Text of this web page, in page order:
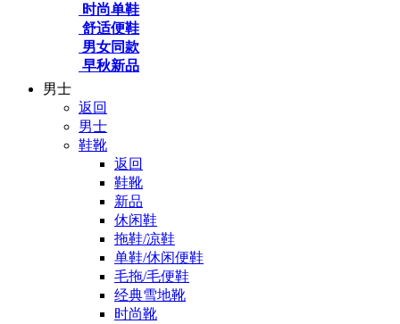
时尚单鞋
舒适便鞋
男女同款
早秋新品
男士
返回
男士
鞋靴
返回
鞋靴
新品
休闲鞋
拖鞋/凉鞋
单鞋/休闲便鞋
毛拖/毛便鞋
经典雪地靴
时尚靴